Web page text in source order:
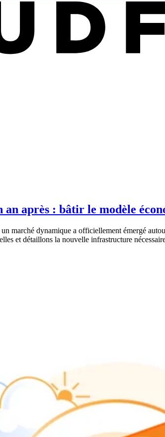
an après : bâtir le modèle
marché dynamique a officiellement émergé
et détaillons la nouvelle infrastructure